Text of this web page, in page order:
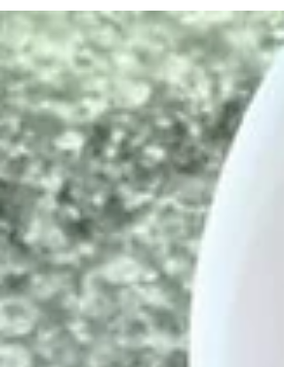
nízkokalorických potravin a můžete se jich
najíst dosyta, bez omezení a přitom
Ingredience v receptech se dají i měnit ,
alergie a intolerance tak nejsou problém.
Příprava je rychlá, časově nenáročná ,
jako nakupování podle nákupního
Výsledky prvního kola programu byli
publikované ve věd